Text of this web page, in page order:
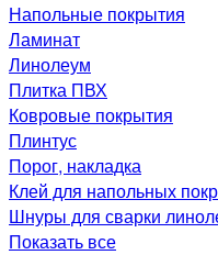
Напольные покрытия
Ламинат
Линолеум
Плитка ПВХ
Ковровые покрытия
Плинтус
Порог, накладка
Клей для напольных
Шнуры для сварки
Показать все